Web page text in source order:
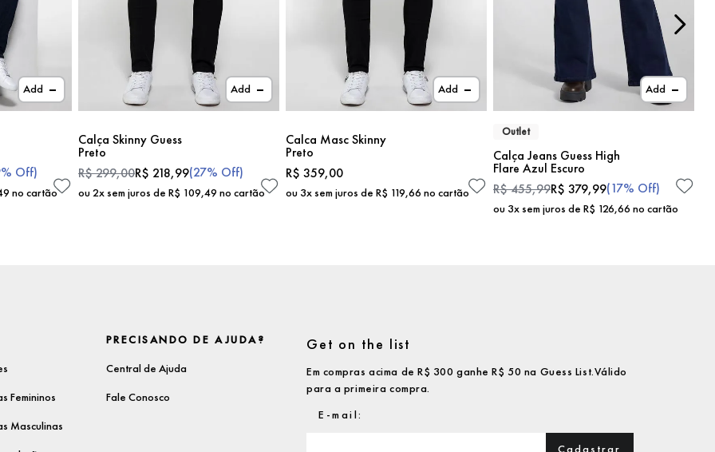
Add
Off)
no cartão
Add
Calça Skinny Guess
Preto
R$299,00R$ 218,99(27% Off)
ou2x sem juros de R$ 109,49 no cartão
Add
Calca Masc Skinny
Preto
R$ 359,00
ou 3x sem juros de R$ 119,66 no cartão
Add
Outlet
Calça Jeans Guess High
Flare Azul Escuro
R$455,99R$ 379,99(17% Off)
ou 3x sem juros de R$ 126,66 no cartão
Femininos
Masculinas
PRECISANDO DE AJUDA?
Central de Ajuda
Fale Conosco
Get on the list
Em compras acima de R$ 300 ganhe R$ 50 na Guess List.Válido
para a primeira compra.
Cadastrar